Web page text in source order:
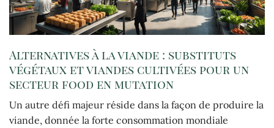
Alternatives à la viande : substituts
végétaux et viandes cultivées pour un
secteur food en mutation
Un autre défi majeur réside dans la façon de produire la
viande, donnée la forte consommation mondiale